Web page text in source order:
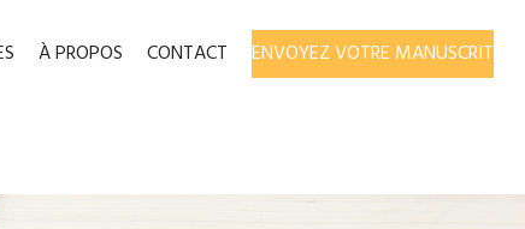
À PROPOS CONTACT ENVOYEZ VOTRE MANUSCRIT